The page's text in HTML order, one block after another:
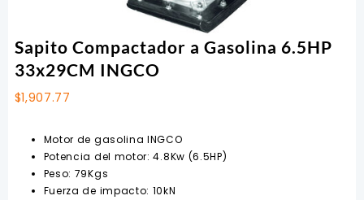
Sapito Compactador a Gasolina 6.5HP
33x29CM INGCO
$1,907.77
Motor de gasolina INGCO
Potencia del motor: 4.8Kw (6.5HP)
Peso: 79Kgs
Fuerza de impacto: 10kN